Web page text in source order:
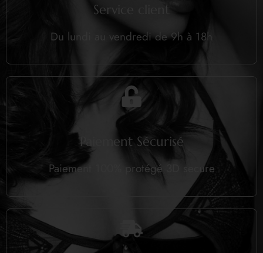
Service client
Du lundi au vendredi de 9h à 18h
Paiement Sécurisé
Paiement 100% protégé 3D secure